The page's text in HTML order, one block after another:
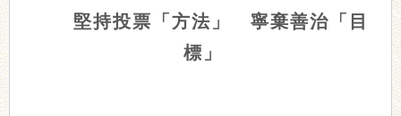
堅持投票「方法」 寧棄善治「目
標」